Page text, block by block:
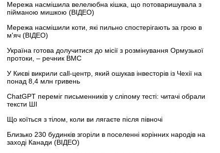
Мережа насмішила велелюбна кішка, що потоваришувала з
пійманою мишкою (ВІДЕО)
Мережа насмішили коти, які пильно спостерігають за грою в
м'яч (ВІДЕО)
Україна готова долучитися до місії з розмінування Ормузької
протоки, – речник ВМС
У Києві викрили call-центр, який ошукав інвесторів із Чехії на
понад 8,4 млн гривень
ChatGPT переміг письменників у сліпому тесті: читачі обрали
тексти ШІ
Що коїться з тілом, коли ви лягаєте після півночі
Близько 230 будинків згоріли в поселенні корінних народів на
заході Канади (ВІДЕО)